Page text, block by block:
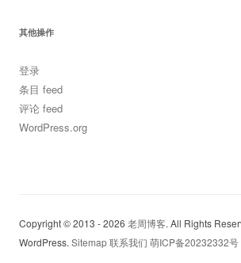
其他操作
登录
条目 feed
评论 feed
WordPress.org
Copyright © 2013 - 2026 老周博客. All Rights
WordPress. Sitemap联系我们 萌ICP备20232332号